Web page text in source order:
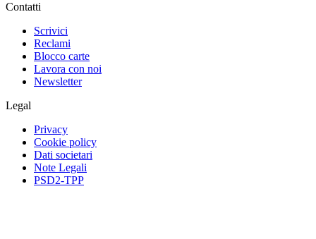
Contatti
Scrivici
Reclami
Blocco carte
Lavora con noi
Newsletter
Legal
Privacy
Cookie policy
Dati societari
Note Legali
PSD2-TPP